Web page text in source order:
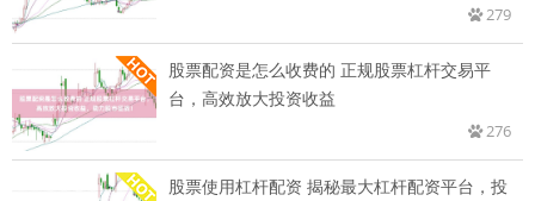
279
股票配资是怎么收费的 正规股票杠杆交易平
台，高效放大投资收益
276
股票使用杠杆配资 揭秘最大杠杆配资平台，投